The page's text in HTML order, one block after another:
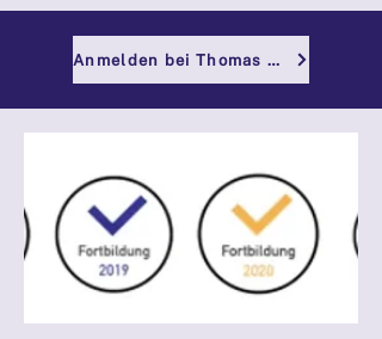
Anmelden bei Thomas Laggner